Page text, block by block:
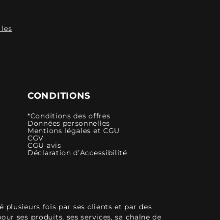
CONDITIONS
*Conditions des offres
Données personnelles
Mentions légales et CGU
CGV
CGU avis
Déclaration d’Accessibilité
plusieurs fois par ses clients et par des
ses produits, ses services, sa chaîne de